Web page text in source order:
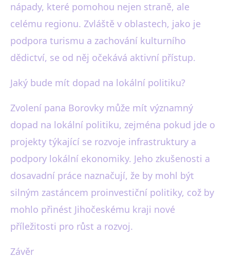
nápady, které pomohou nejen straně, ale
celému regionu. Zvláště v oblastech, jako je
podpora turismu a zachování kulturního
dědictví, se od něj očekává aktivní přístup.
Jaký bude mít dopad na lokální politiku?
Zvolení pana Borovky může mít významný
dopad na lokální politiku, zejména pokud jde o
projekty týkající se rozvoje infrastruktury a
podpory lokální ekonomiky. Jeho zkušenosti a
dosavadní práce naznačují, že by mohl být
silným zastáncem proinvestiční politiky, což by
mohlo přinést Jihočeskému kraji nové
příležitosti pro růst a rozvoj.
Závěr